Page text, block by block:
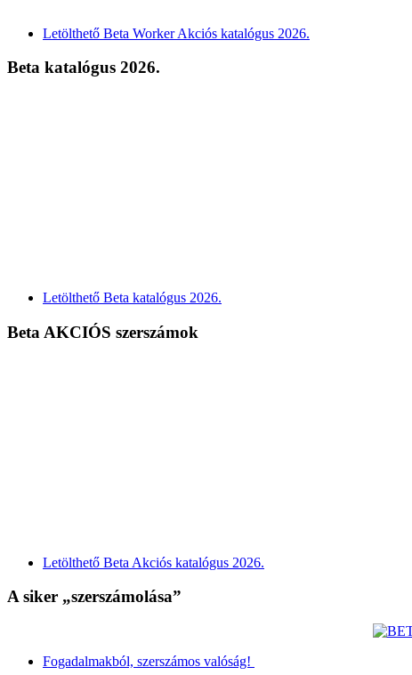
Letölthető Beta Worker Akciós katalógus 2026.
Beta katalógus 2026.
Letölthető Beta katalógus 2026.
Beta AKCIÓS szerszámok
Letölthető Beta Akciós katalógus 2026.
A siker „szerszámolása”
Fogadalmakból, szerszámos valóság!